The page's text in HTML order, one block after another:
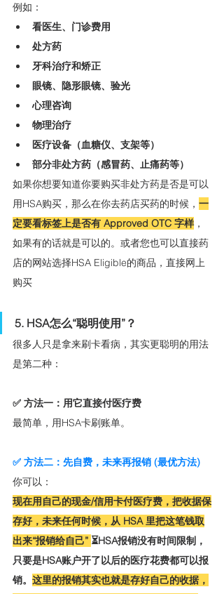
例如：
看医生、门诊费用
处方药
牙科治疗和矫正
眼镜、隐形眼镜、验光
心理咨询
物理治疗
医疗设备（血糖仪、支架等）
部分非处方药（感冒药、止痛药等）
如果你想要知道你要购买非处方药是否是可以
用HSA购买，那么在你去药店买药的时候， 一
定要看标签上是否有 Approved OTC 字样，
如果有的话就是可以的。或者您也可以直接药
店的网站选择HSA Eligible的商品，直接网上
购买
5. HSA怎么“聪明使用”？
很多人只是拿来刷卡看病，其实更聪明的用法
是第二种：
✅ 方法一：用它直接付医疗费
最简单，用HSA卡刷账单。
✅ 方法二：先自费，未来再报销 (最优方法)
你可以：
现在用自己的现金/信用卡付医疗费，把收据保
存好，未来任何时候，从 HSA 里把这笔钱取
出来“报销给自己” ⏳HSA报销没有时间限制，
只要是HSA账户开了以后的医疗花费都可以报
销。 这里的报销其实也就是存好自己的收据，